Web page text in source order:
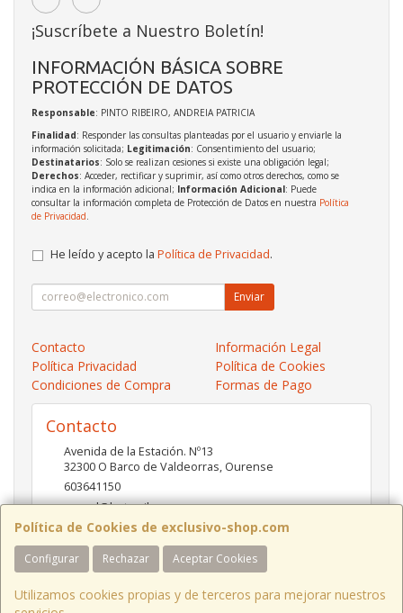
Política de Cookies de exclusivo-shop.com
Configurar Rechazar Aceptar Cookies
Utilizamos cookies propias y de terceros para mejorar nuestros
¡Suscríbete a Nuestro Boletín!
INFORMACIÓN BÁSICA SOBRE
PROTECCIÓN DE DATOS
Responsable: PINTO RIBEIRO, ANDREIA PATRICIA
Finalidad: Responder las consultas planteadas por el usuario y enviarle la
información solicitada; Legitimación: Consentimiento del usuario;
Destinatarios: Solo se realizan cesiones si existe una obligación legal;
Derechos: Acceder, rectificar y suprimir, así como otros derechos, como se
indica en la información adicional; Información Adicional: Puede
consultar la información completa de Protección de Datos en nuestra Política
de Privacidad
He leído y acepto la Política de Privacidad.
Enviar
Contacto
Información Legal
Política Privacidad
Política de Cookies
Condiciones de Compra
Formas de Pago
Contacto
Avenida de la Estación. Nº13
32300 O Barco de Valdeorras, Ourense
603641150
pc-red@hotmail.es
Horario
10:00- 13:30 / 17:00- 20:30